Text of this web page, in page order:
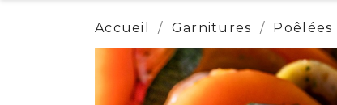
Accueil Garnitures Poêlées